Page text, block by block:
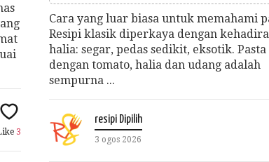
3
Cara yang luar biasa untuk memahami
Resipi klasik diperkaya dengan
halia: segar, pedas sedikit, eksotik. Pasta
dengan tomato, halia dan udang adalah
sempurna ...
resipi Dipilih
3 ogos 2026